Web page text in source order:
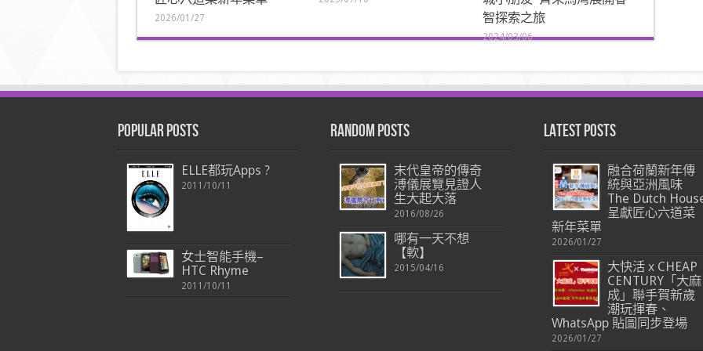
2026/01/27
智探索之旅
2024/03/06
Popular Posts
ELLE都玩Apps ?
2011/10/11
女士智能手機–
HTC Rhyme
2011/10/11
Random Posts
末代皇帝的傳奇
溥儀展覽見證人
生大起大落
2016/08/26
哪有一天不想
【軟】
2015/04/16
Latest Posts
融合荷蘭新年傳
統與亞洲風味
The Dutch
呈獻匠心六道菜
新年菜單
2026/01/27
大快活 x CHEAP
CENTURY「大麻
成」聯手賀新歲
潮玩揮春、
WhatsApp 貼圖同步登場
2026/01/27